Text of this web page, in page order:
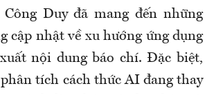
Duy đã mang đến những
cập nhật về xu hướng ứng dụng
nội dung báo chí. Đặc biệt,
tích cách thức AI đang thay